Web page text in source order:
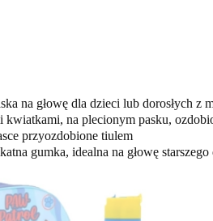
na głowę dla dzieci lub dorosłych z
kwiatkami, na plecionym pasku,
przyozdobione tiulem
gumka, idealna na głowę starszego